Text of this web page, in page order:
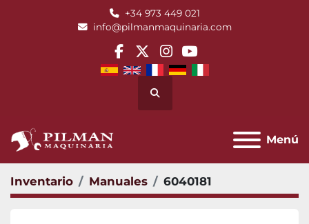
+34 973 449 021
info@pilmanmaquinaria.com
facebook
twitterinstagram
youtube
Buscar
Menú
Inventario Manuales 6040181